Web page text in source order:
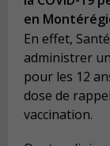
en
En effet,
administrer
pour les 12
dose de
vaccination.